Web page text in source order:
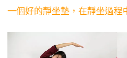
一個好的靜坐墊，在靜坐過程